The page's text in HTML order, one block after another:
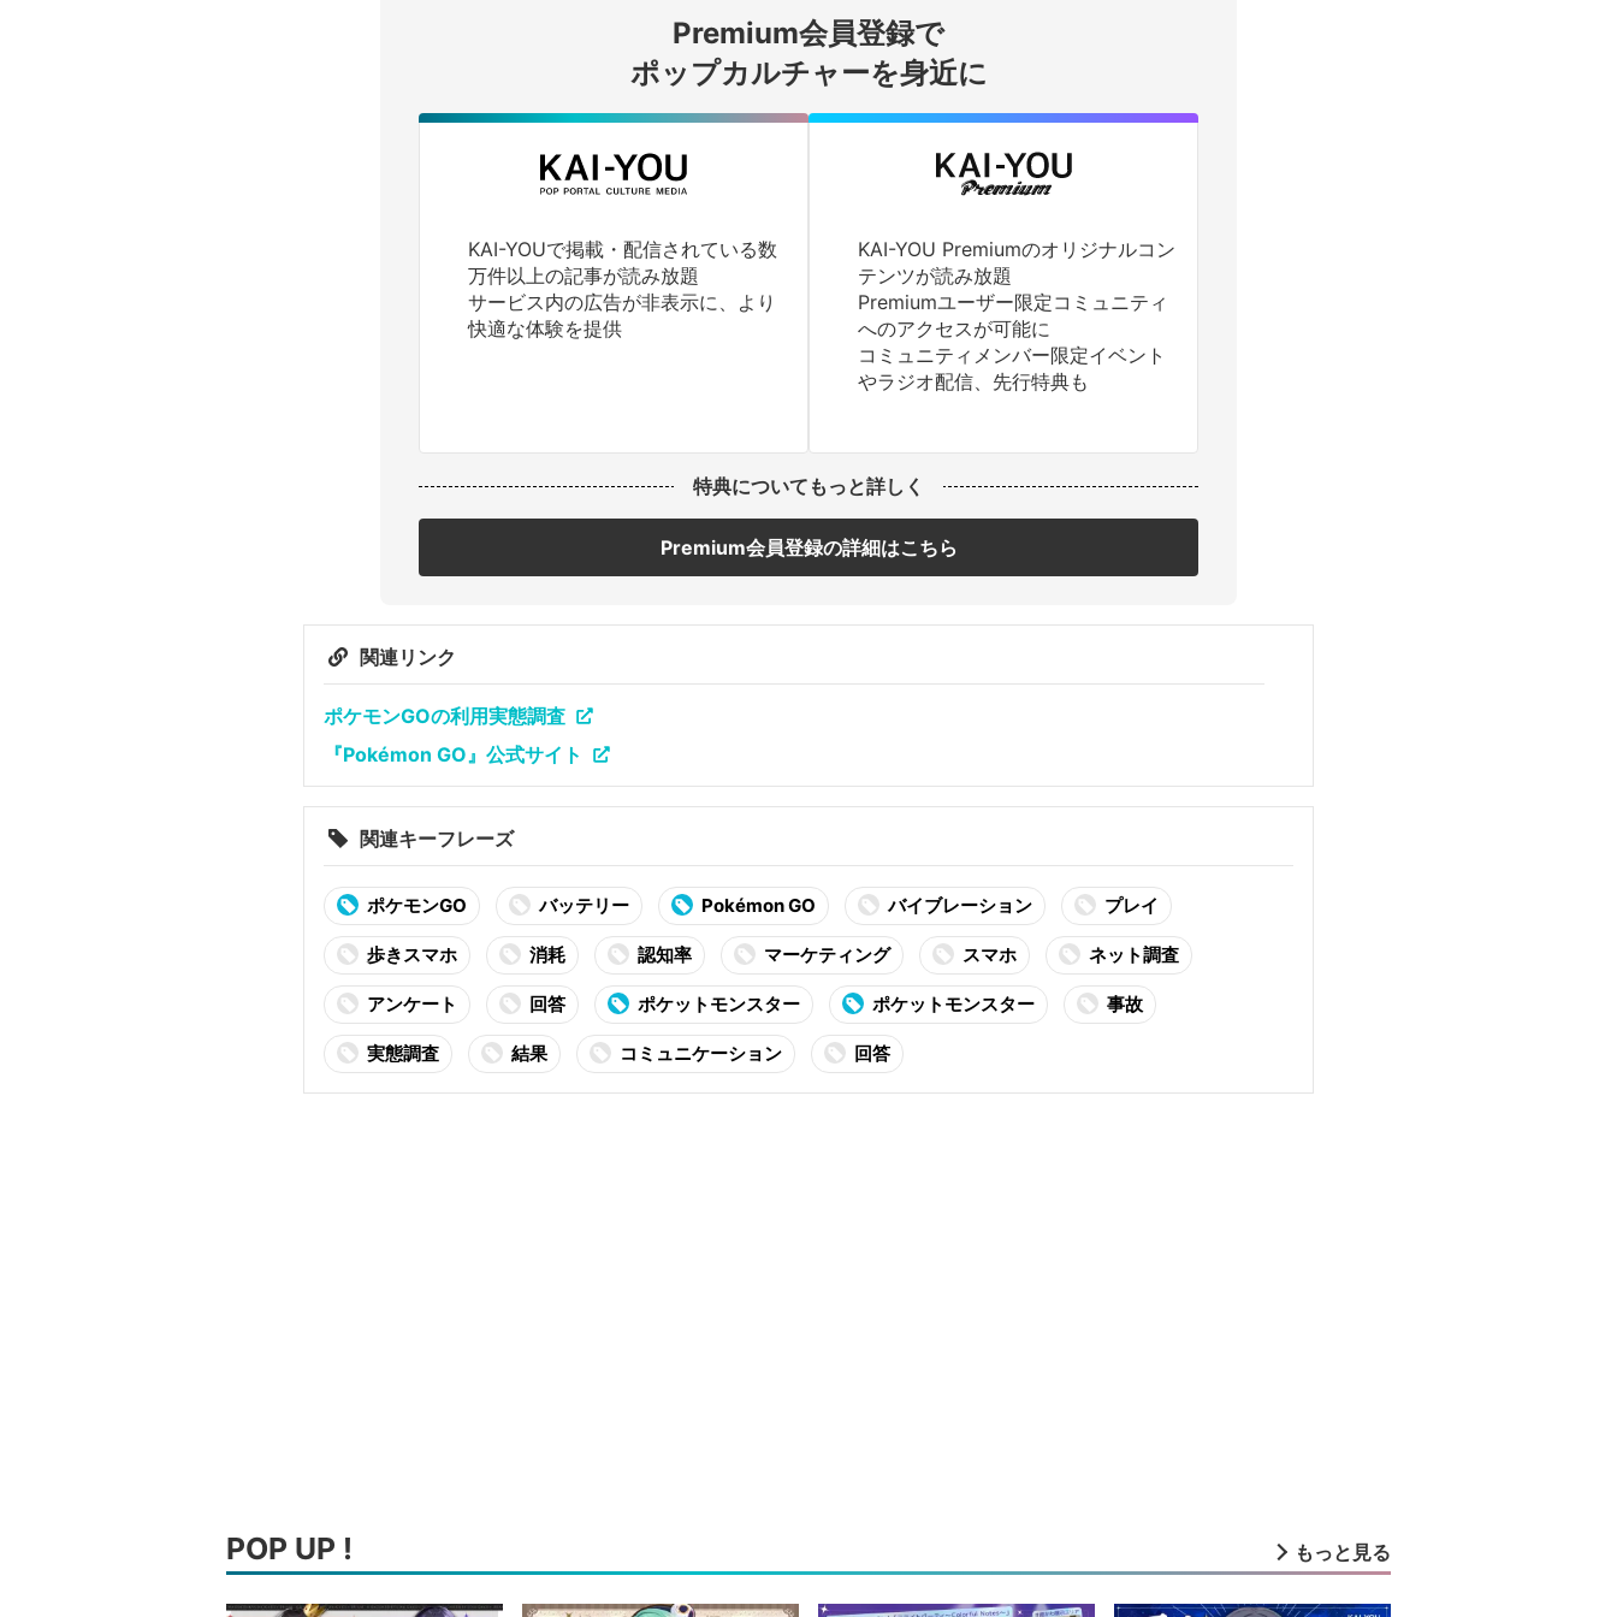
ログインする
Premium会員登録で
ポップカルチャーを身近に
KAI-YOUで掲載・配信されている数
万件以上の記事が読み放題
サービス内の広告が非表示に、より
快適な体験を提供
KAI-YOU Premiumのオリジナルコン
テンツが読み放題
Premiumユーザー限定コミュニティ
へのアクセスが可能に
コミュニティメンバー限定イベント
やラジオ配信、先行特典も
特典についてもっと詳しく
Premium会員登録の詳細はこちら
関連リンク
ポケモンGOの利用実態調査
『Pokémon GO』公式サイト
関連キーフレーズ
ポケモンGO バッテリー Pokémon GO バイブレーション プレイ
歩きスマホ 消耗 認知率 マーケティング スマホ ネット調査
アンケート 回答 ポケットモンスター ポケットモンスター 事故
実態調査 結果 コミュニケーション 回答
POP UP ! もっと見る